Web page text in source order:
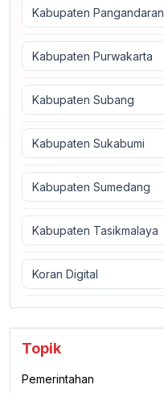
Kabupaten Pangandaran
Kabupaten Purwakarta
Kabupaten Subang
Kabupaten Sukabumi
Kabupaten Sumedang
Kabupaten Tasikmalaya
Koran Digital
Topik
Pemerintahan